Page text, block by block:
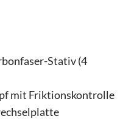
Stativ (4
mit Friktionskontrolle